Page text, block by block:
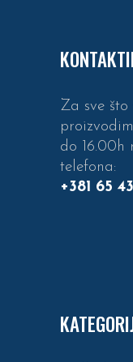
Za sve što
do 16.00h
telefona:
+381 65